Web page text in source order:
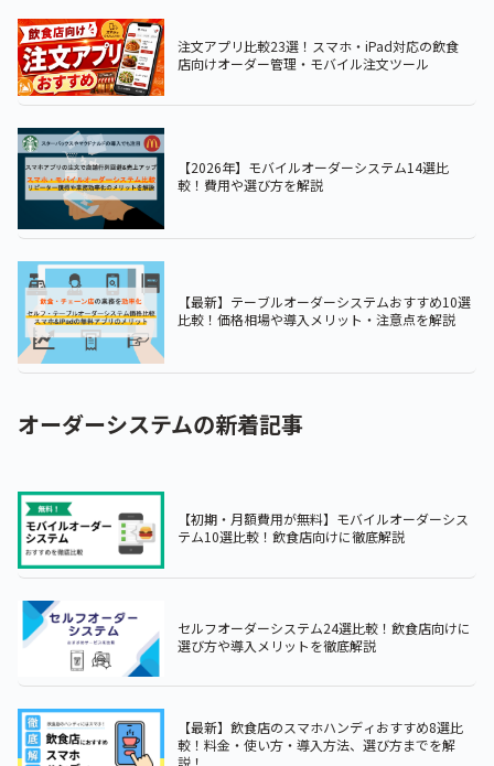
注文アプリ比較23選！スマホ・iPad対応の飲食
店向けオーダー管理・モバイル注文ツール
【2026年】モバイルオーダーシステム14選比
較！費用や選び方を解説
【最新】テーブルオーダーシステムおすすめ10選
比較！価格相場や導入メリット・注意点を解説
オーダーシステムの新着記事
【初期・月額費用が無料】モバイルオーダーシス
テム10選比較！飲食店向けに徹底解説
セルフオーダーシステム24選比較！飲食店向けに
選び方や導入メリットを徹底解説
【最新】飲食店のスマホハンディおすすめ8選比
較！料金・使い方・導入方法、選び方までを解